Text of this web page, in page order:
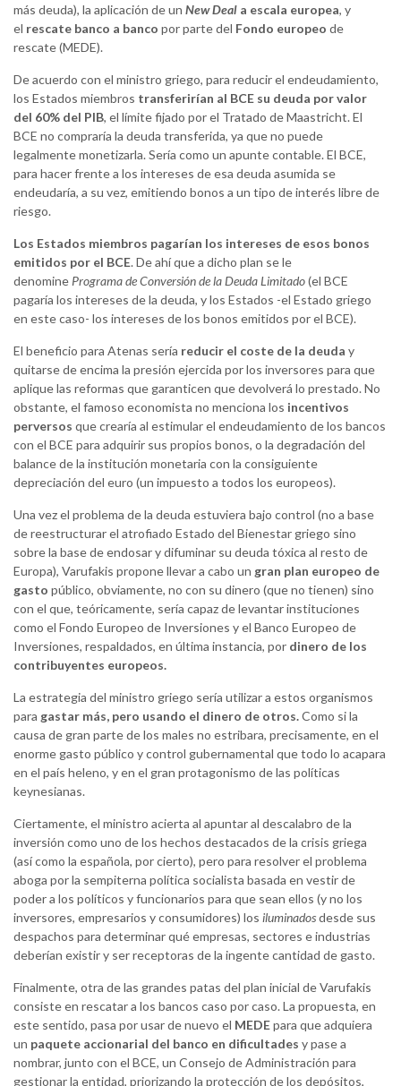
más deuda), la aplicación de un New Deal a escala europea, y
el rescate banco a banco por parte del Fondo europeo de
rescate (MEDE).
De acuerdo con el ministro griego, para reducir el endeudamiento,
los Estados miembros transferirían al BCE su deuda por valor
del 60% del PIB, el límite fijado por el Tratado de Maastricht. El
BCE no compraría la deuda transferida, ya que no puede
legalmente monetizarla. Sería como un apunte contable. El BCE,
para hacer frente a los intereses de esa deuda asumida se
endeudaría, a su vez, emitiendo bonos a un tipo de interés libre de
riesgo.
Los Estados miembros pagarían los intereses de esos bonos
emitidos por el BCE. De ahí que a dicho plan se le
denomine Programa de Conversión de la Deuda Limitado(el BCE
pagaría los intereses de la deuda, y los Estados -el Estado griego
en este caso- los intereses de los bonos emitidos por el BCE).
El beneficio para Atenas sería reducir el coste de la deuda y
quitarse de encima la presión ejercida por los inversores para que
aplique las reformas que garanticen que devolverá lo prestado. No
obstante, el famoso economista no menciona los incentivos
perversos que crearía al estimular el endeudamiento de los bancos
con el BCE para adquirir sus propios bonos, o la degradación del
balance de la institución monetaria con la consiguiente
depreciación del euro (un impuesto a todos los europeos).
Una vez el problema de la deuda estuviera bajo control (no a base
de reestructurar el atrofiado Estado del Bienestar griego sino
sobre la base de endosar y difuminar su deuda tóxica al resto de
Europa), Varufakis propone llevar a cabo un gran plan europeo de
gasto público, obviamente, no con su dinero (que no tienen) sino
con el que, teóricamente, sería capaz de levantar instituciones
como el Fondo Europeo de Inversiones y el Banco Europeo de
Inversiones, respaldados, en última instancia, por dinero de los
contribuyentes europeos.
La estrategia del ministro griego sería utilizar a estos organismos
para gastar más, pero usando el dinero de otros.Como si la
causa de gran parte de los males no estribara, precisamente, en el
enorme gasto público y control gubernamental que todo lo acapara
en el país heleno, y en el gran protagonismo de las políticas
keynesianas.
Ciertamente, el ministro acierta al apuntar al descalabro de la
inversión como uno de los hechos destacados de la crisis griega
(así como la española, por cierto), pero para resolver el problema
aboga por la sempiterna política socialista basada en vestir de
poder a los políticos y funcionarios para que sean ellos (y no los
inversores, empresarios y consumidores) los iluminadosdesde sus
despachos para determinar qué empresas, sectores e industrias
deberían existir y ser receptoras de la ingente cantidad de gasto.
Finalmente, otra de las grandes patas del plan inicial de Varufakis
consiste en rescatar a los bancos caso por caso. La propuesta, en
este sentido, pasa por usar de nuevo el MEDEpara que adquiera
un paquete accionarial del banco en dificultades y pase a
nombrar, junto con el BCE, un Consejo de Administración para
gestionar la entidad, priorizando la protección de los depósitos,